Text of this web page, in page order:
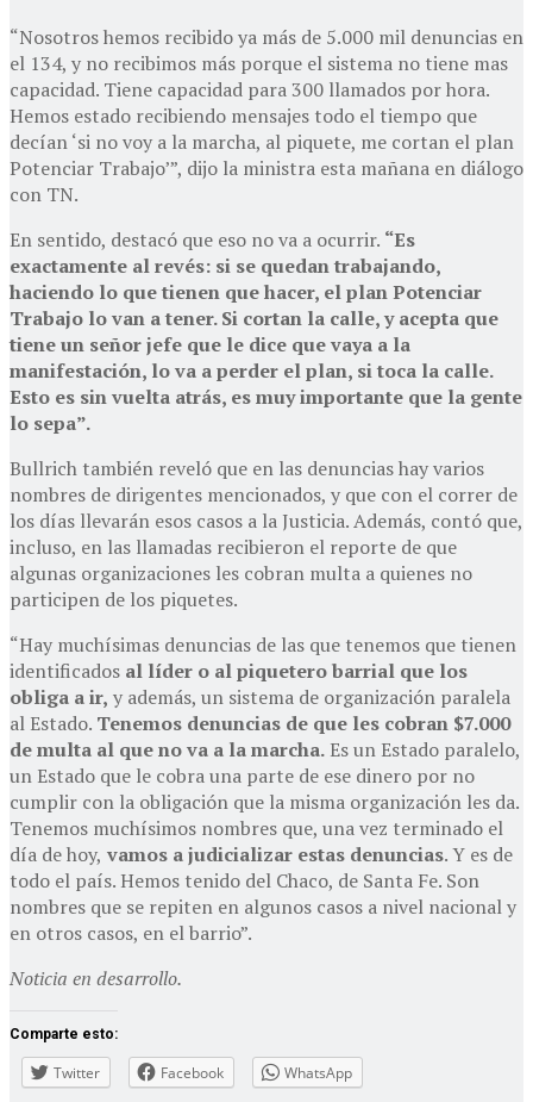
“Nosotros hemos recibido ya más de 5.000 mil denuncias en
el 134, y no recibimos más porque el sistema no tiene mas
capacidad. Tiene capacidad para 300 llamados por hora.
Hemos estado recibiendo mensajes todo el tiempo que
decían ‘si no voy a la marcha, al piquete, me cortan el plan
Potenciar Trabajo’”, dijo la ministra esta mañana en diálogo
con TN.
En sentido, destacó que eso no va a ocurrir. “Es
exactamente al revés: si se quedan trabajando,
haciendo lo que tienen que hacer, el plan Potenciar
Trabajo lo van a tener. Si cortan la calle, y acepta que
tiene un señor jefe que le dice que vaya a la
manifestación, lo va a perder el plan, si toca la calle.
Esto es sin vuelta atrás, es muy importante que la gente
lo sepa”.
Bullrich también reveló que en las denuncias hay varios
nombres de dirigentes mencionados, y que con el correr de
los días llevarán esos casos a la Justicia. Además, contó que,
incluso, en las llamadas recibieron el reporte de que
algunas organizaciones les cobran multa a quienes no
participen de los piquetes.
“Hay muchísimas denuncias de las que tenemos que tienen
identificados al líder o al piquetero barrial que los
obliga a ir, y además, un sistema de organización paralela
al Estado. Tenemos denuncias de que les cobran $7.000
de multa al que no va a la marcha. Es un Estado paralelo,
un Estado que le cobra una parte de ese dinero por no
cumplir con la obligación que la misma organización les da.
Tenemos muchísimos nombres que, una vez terminado el
día de hoy, vamos a judicializar estas denuncias. Y es de
todo el país. Hemos tenido del Chaco, de Santa Fe. Son
nombres que se repiten en algunos casos a nivel nacional y
en otros casos, en el barrio”.
Noticia en desarrollo.
Comparte esto:
Twitter Facebook WhatsApp